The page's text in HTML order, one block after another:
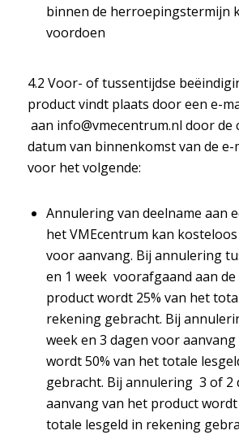
binnen de herroepingstermijn
voordoen
4.2 Voor- of tussentijdse
product vindt plaats door een e-
aan info@vmecentrum.nl door de
datum van binnenkomst van de e-
voor het volgende:
Annulering van deelname aan
het VMEcentrum kan
voor aanvang. Bij annulering
en 1 week voorafgaand aan
product wordt 25% van het
rekening gebracht. Bij
week en 3 dagen voor
wordt 50% van het totale
gebracht. Bij annulering 3 of 2
aanvang van het product wordt
totale lesgeld in rekening